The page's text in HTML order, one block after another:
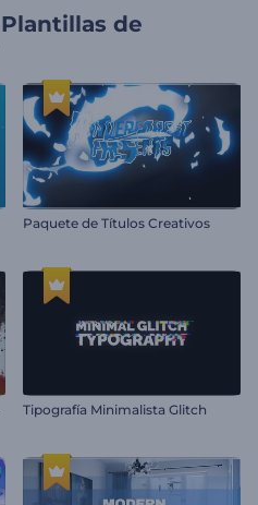
Plantillas de
Paquete de Títulos Creativos
Tipografía Minimalista Glitch